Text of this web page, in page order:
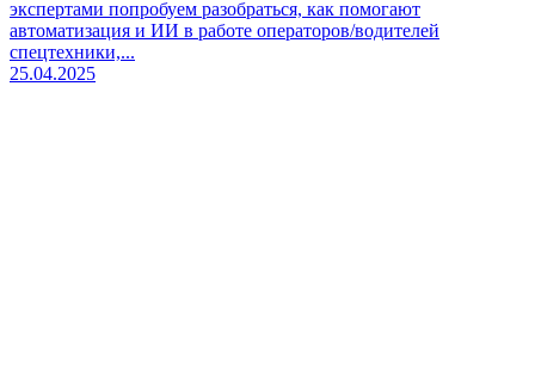
экспертами попробуем разобраться, как помогают
автоматизация и ИИ в работе операторов/водителей
спецтехники,...
25.04.2025